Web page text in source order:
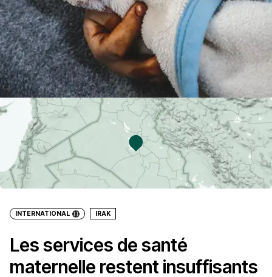
INTERNATIONAL IRAK
Les services de santé
maternelle restent insuffisants